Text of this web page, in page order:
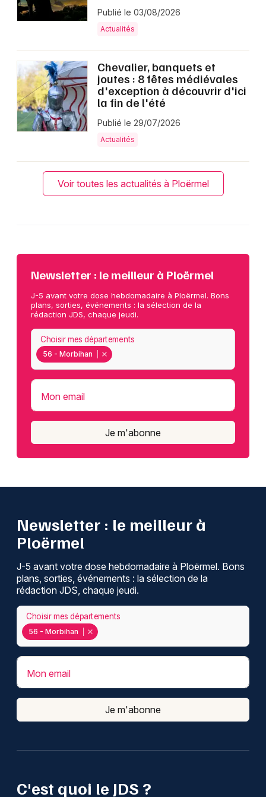
Publié le 03/08/2026
Actualités
Chevalier, banquets et
joutes : 8 fêtes médiévales
d'exception à découvrir d'ici
la fin de l'été
Publié le 29/07/2026
Actualités
Voir toutes les actualités à Ploërmel
Newsletter : le meilleur à Ploërmel
J-5 avant votre dose hebdomadaire à Ploërmel. Bons
plans, sorties, événements : la sélection de la
rédaction JDS, chaque jeudi.
56 - Morbihan
Choisir mes départements
Mon email
Je m'abonne
C'est quoi le JDS ?
Newsletter : le meilleur à
Ploërmel
J-5 avant votre dose hebdomadaire à Ploërmel. Bons
plans, sorties, événements : la sélection de la
rédaction JDS, chaque jeudi.
56 - Morbihan
Choisir mes départements
Mon email
Je m'abonne